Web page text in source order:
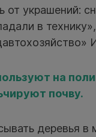
украшений:
в
на
почву.
деревья в